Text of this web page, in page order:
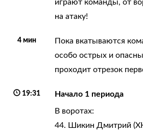
на атаку!
4 мин
Пока вкатываются
особо острых и
проходит отрезок
19:31 Начало 1 периода
В воротах:
44. Шикин Дмитрий